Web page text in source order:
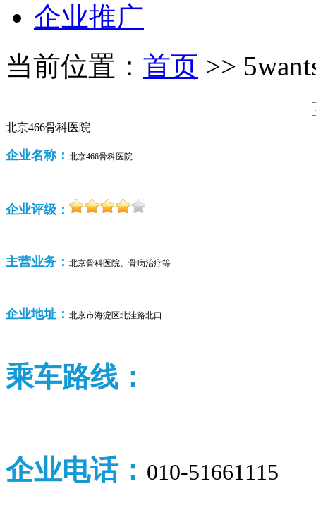
企业推广
当前位置： 首页 >>
北京466骨科医院
企业名称： 北京466骨科医院
企业评级：
主营业务： 北京骨科医院、骨病治疗等
企业地址： 北京市海淀区北洼路北口
乘车路线：
企业电话： 010-51661115